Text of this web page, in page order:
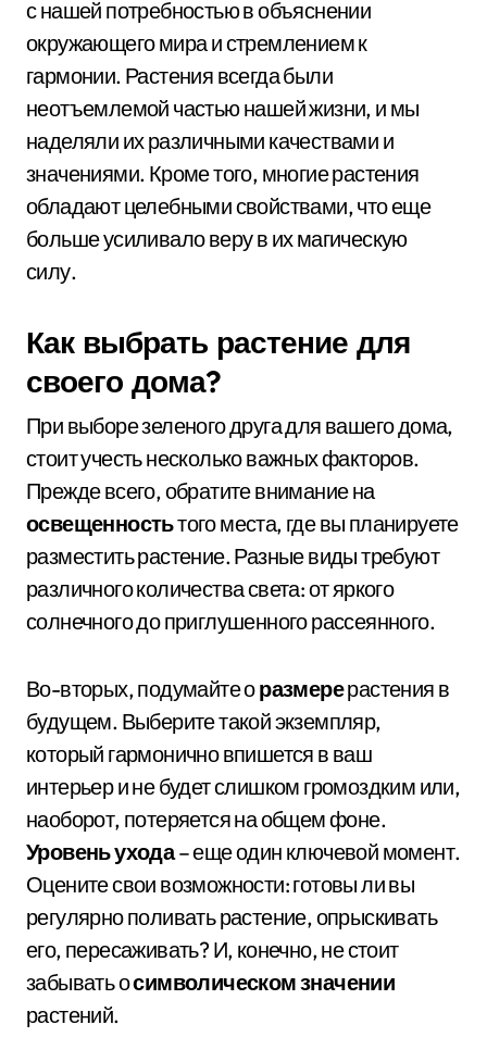
с нашей потребностью в объяснении
окружающего мира и стремлением к
гармонии. Растения всегда были
неотъемлемой частью нашей жизни, и мы
наделяли их различными качествами и
значениями. Кроме того, многие растения
обладают целебными свойствами, что еще
больше усиливало веру в их магическую
силу.
Как выбрать растение для
своего дома?
При выборе зеленого друга для вашего дома,
стоит учесть несколько важных факторов.
Прежде всего, обратите внимание на
освещенностьтого места, где вы планируете
разместить растение. Разные виды требуют
различного количества света: от яркого
солнечного до приглушенного рассеянного.
Во-вторых, подумайте оразмерерастения в
будущем. Выберите такой экземпляр,
который гармонично впишется в ваш
интерьер и не будет слишком громоздким или,
наоборот, потеряется на общем фоне.
Уровень ухода– еще один ключевой момент.
Оцените свои возможности: готовы ли вы
регулярно поливать растение, опрыскивать
его, пересаживать? И, конечно, не стоит
забывать осимволическом значении
растений.